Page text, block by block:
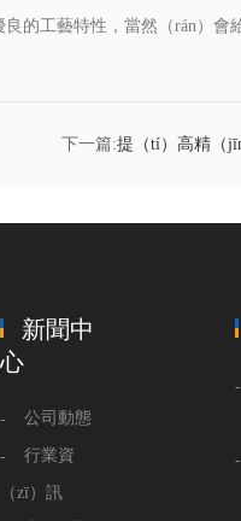
的工藝特性，當然（rán）會
下一篇:提（tí）高精（
新聞中
心
公司動態
行業資
（zī）訊